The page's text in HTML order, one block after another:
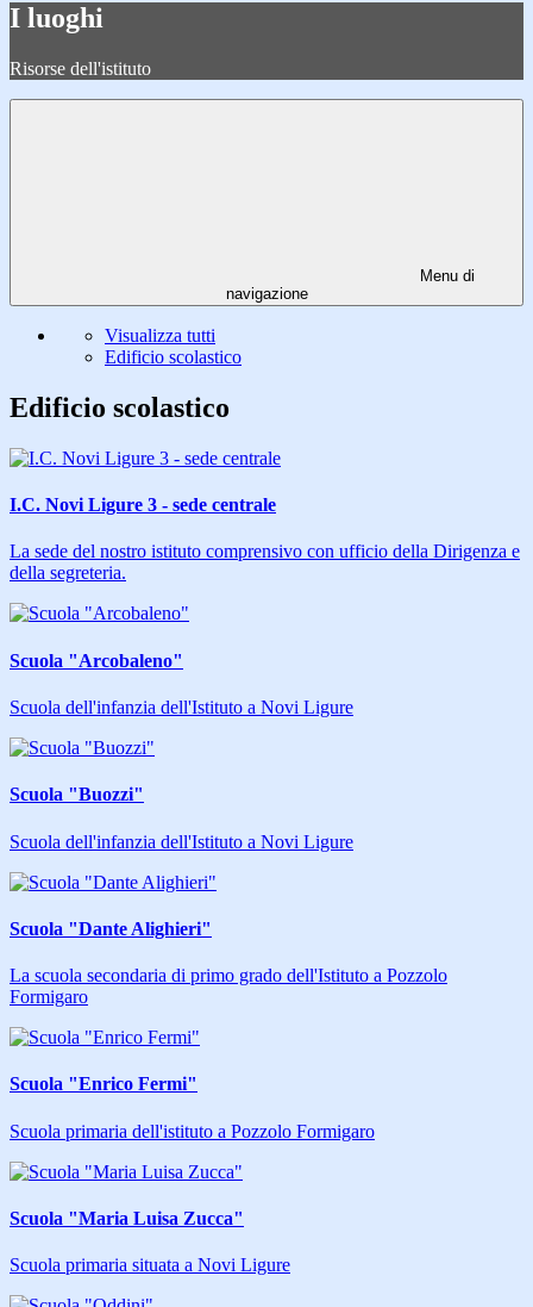
I luoghi
Risorse dell'istituto
Menu di
navigazione
Visualizza tutti
Edificio scolastico
Edificio scolastico
I.C. Novi Ligure 3 - sede centrale
La sede del nostro istituto comprensivo con ufficio della Dirigenza e
della segreteria.
Scuola "Arcobaleno"
Scuola dell'infanzia dell'Istituto a Novi Ligure
Scuola "Buozzi"
Scuola dell'infanzia dell'Istituto a Novi Ligure
Scuola "Dante Alighieri"
La scuola secondaria di primo grado dell'Istituto a Pozzolo
Formigaro
Scuola "Enrico Fermi"
Scuola primaria dell'istituto a Pozzolo Formigaro
Scuola "Maria Luisa Zucca"
Scuola primaria situata a Novi Ligure